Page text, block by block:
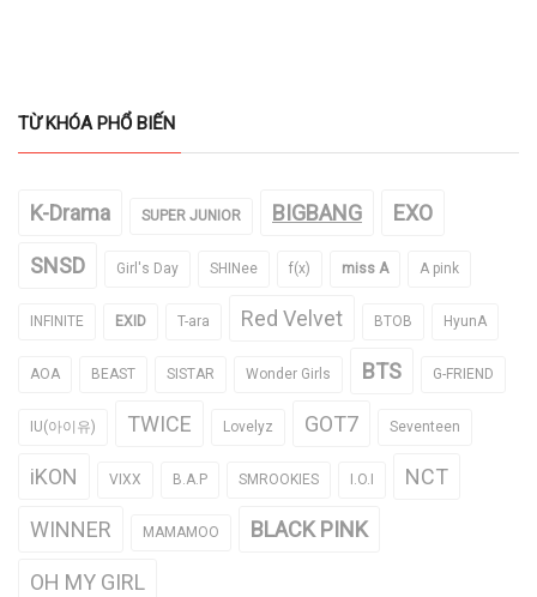
TỪ KHÓA PHỔ BIẾN
K-Drama SUPER JUNIOR BIGBANG EXO
SNSD Girl's Day SHINee f(x) miss A A pink
INFINITE EXID T-ara Red Velvet BTOB HyunA
AOA BEAST SISTAR Wonder Girls BTS G-FRIEND
IU(아이유) TWICE Lovelyz GOT7 Seventeen
iKON VIXX B.A.P SMROOKIES I.O.I NCT
WINNER MAMAMOO BLACK PINK
OH MY GIRL